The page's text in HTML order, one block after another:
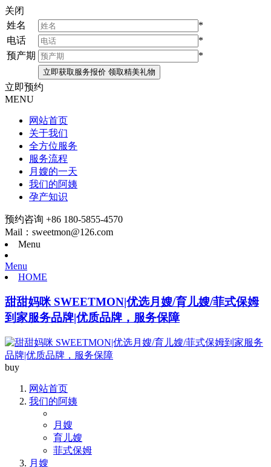
关闭
姓名
*
电话
*
预产期
*
立即预约
MENU
网站首页
关于我们
全方位服务
服务流程
月嫂的一天
我们的阿姨
孕产知识
预约咨询 +86 180-5855-4570
Mail：sweetmon@126.com
Menu
Menu
HOME
甜甜妈咪 SWEETMON|优选月嫂/育儿嫂/菲式保姆
到家服务品牌|优质品牌，服务保障
buy
网站首页
我们的阿姨
月嫂
育儿嫂
菲式保姆
月嫂